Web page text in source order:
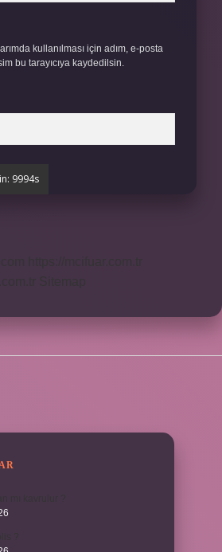
kullanılması için adım, e-posta
bu tarayıcıya kaydedilsin.